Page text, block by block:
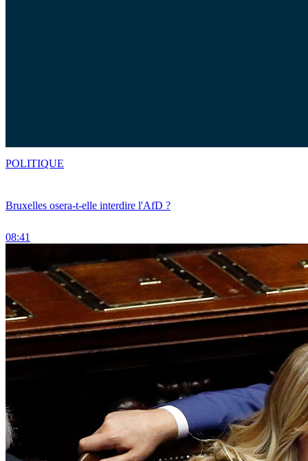
Bruxelles osera-t-elle interdire l'AfD ?
08:41
POLITIQUE